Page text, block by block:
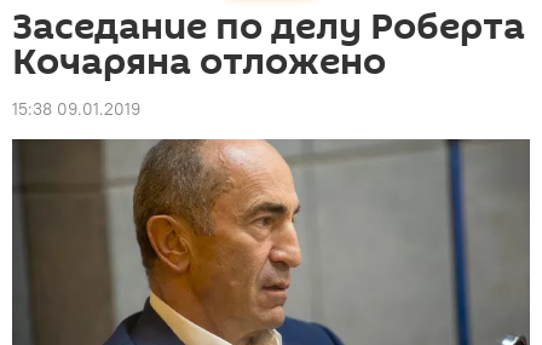
Заседание по делу Роберта
Кочаряна отложено
15:38 09.01.2019